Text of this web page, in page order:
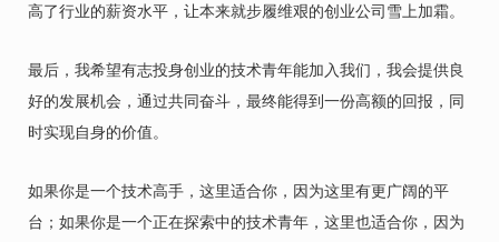
高了行业的薪资水平，让本来就步履维艰的创业公司雪上加霜。
最后，我希望有志投身创业的技术青年能加入我们，我会提供良
好的发展机会，通过共同奋斗，最终能得到一份高额的回报，同
时实现自身的价值。
如果你是一个技术高手，这里适合你，因为这里有更广阔的平
台；如果你是一个正在探索中的技术青年，这里也适合你，因为